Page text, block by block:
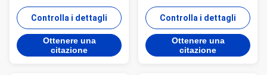
ELEVATORE del AGV del
CARRETTO di GOLF
dell'yacht rv UPS
dell'AUTOMOBILE di EV
NCM27E892 per l'UL KC del
motociclo dell'automobile di EV
Dettagli rapidi: 1. Dimensione:
T*W*L=27*148*92mm 2.
Tensione nominale: 3.7V 3.
Capacità nominale: 50Ah 4.
Controlla i dettagli
Ottenere una
citazione
contenitore di batteria al litio
eletric ad alta velocità del
fosfato dello ione del litio del
pacchetto 380V 130AH
accumulatore per di automobile
di 380V 130Ah 1. Pacchetto
Controlla i dettagli
Ottenere una
citazione